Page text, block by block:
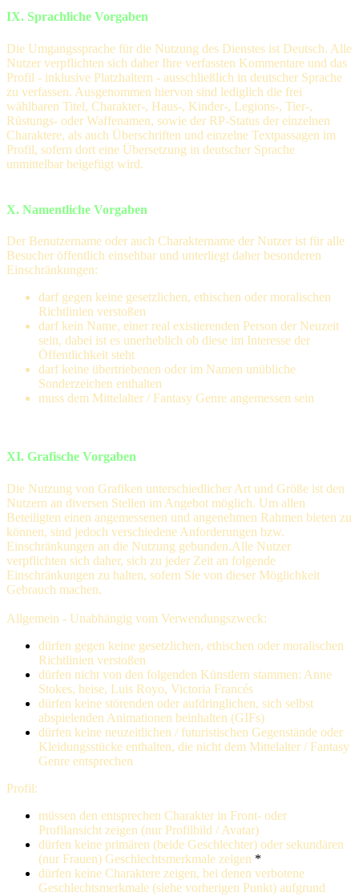
IX. Sprachliche Vorgaben
Die Umgangssprache für die Nutzung des Dienstes ist Deutsch. Alle
Nutzer verpflichten sich daher Ihre verfassten Kommentare und das
Profil - inklusive Platzhaltern - ausschließlich in deutscher Sprache
zu verfassen. Ausgenommen hiervon sind lediglich die frei
wählbaren Titel, Charakter-, Haus-, Kinder-, Legions-, Tier-,
Rüstungs- oder Waffenamen, sowie der RP-Status der einzelnen
Charaktere, als auch Überschriften und einzelne Textpassagen im
Profil, sofern dort eine Übersetzung in deutscher Sprache
unmittelbar beigefügt wird.
X. Namentliche Vorgaben
Der Benutzername oder auch Charaktername der Nutzer ist für alle
Besucher öffentlich einsehbar und unterliegt daher besonderen
Einschränkungen:
darf gegen keine gesetzlichen, ethischen oder moralischen
Richtlinien verstoßen
darf kein Name, einer real existierenden Person der Neuzeit
sein, dabei ist es unerheblich ob diese im Interesse der
Öffentlichkeit steht
darf keine übertriebenen oder im Namen unübliche
Sonderzeichen enthalten
muss dem Mittelalter / Fantasy Genre angemessen sein
XI. Grafische Vorgaben
Die Nutzung von Grafiken unterschiedlicher Art und Größe ist den
Nutzern an diversen Stellen im Angebot möglich. Um allen
Beteiligten einen angemessenen und angenehmen Rahmen bieten zu
können, sind jedoch verschiedene Anforderungen bzw.
Einschränkungen an die Nutzung gebunden.Alle Nutzer
verpflichten sich daher, sich zu jeder Zeit an folgende
Einschränkungen zu halten, sofern Sie von dieser Möglichkeit
Gebrauch machen.
Allgemein - Unabhängig vom Verwendungszweck:
dürfen gegen keine gesetzlichen, ethischen oder moralischen
Richtlinien verstoßen
dürfen nicht von den folgenden Künstlern stammen: Anne
Stokes, heise, Luis Royo, Victoria Francés
dürfen keine störenden oder aufdringlichen, sich selbst
abspielenden Animationen beinhalten (GIFs)
dürfen keine neuzeitlichen / futuristischen Gegenstände oder
Kleidungsstücke enthalten, die nicht dem Mittelalter / Fantasy
Genre entsprechen
Profil:
müssen den entsprechen Charakter in Front- oder
Profilansicht zeigen (nur Profilbild / Avatar)
dürfen keine primären (beide Geschlechter) oder sekundären
(nur Frauen) Geschlechtsmerkmale zeigen *
dürfen keine Charaktere zeigen, bei denen verbotene
Geschlechtsmerkmale (siehe vorherigen Punkt) aufgrund